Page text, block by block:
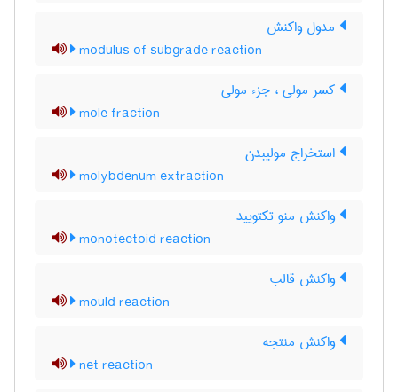
مدول واکنش
modulus of subgrade reaction
کسر مولی ، جزء مولی
mole fraction
استخراج مولیبدن
molybdenum extraction
واکنش منو تکتویید
monotectoid reaction
واکنش قالب
mould reaction
واکنش منتجه
net reaction